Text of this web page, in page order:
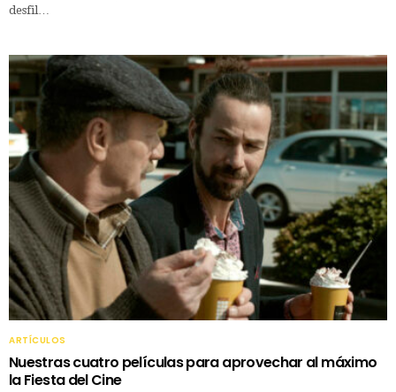
desfil…
ARTÍCULOS
Nuestras cuatro películas para aprovechar al máximo
la Fiesta del Cine